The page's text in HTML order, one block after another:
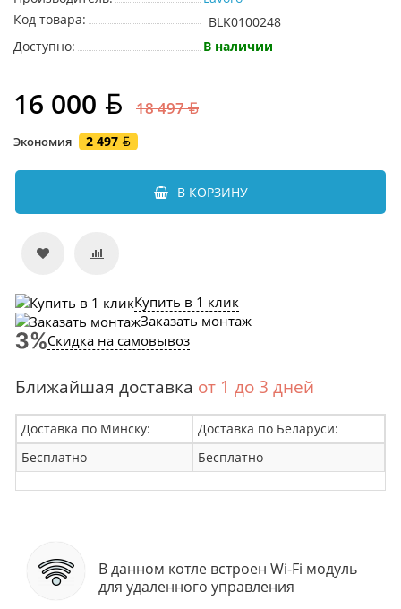
Код товара:
BLK0100248
Доступно:
В наличии
16 000 18 497
Экономия 2 497
В КОРЗИНУ
Купить в 1 клик
Заказать монтаж
Скидка на самовывоз
Ближайшая доставка от 1 до 3 дней
Доставка по Минску:
Доставка по Беларуси:
Бесплатно
Бесплатно
В данном котле встроен Wi-Fi модуль
для удаленного управления